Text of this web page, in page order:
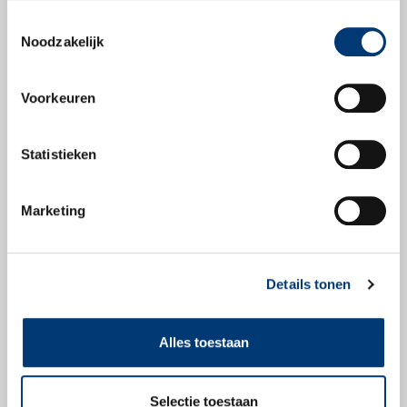
Noodzakelijk
Voorkeuren
Statistieken
Marketing
Details tonen
Alles toestaan
Selectie toestaan
Productbladen
Productblad
Veiligheidsblad
Check snel of dit